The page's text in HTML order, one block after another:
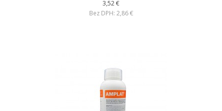
3,52 €
Bez DPH: 2,86 €